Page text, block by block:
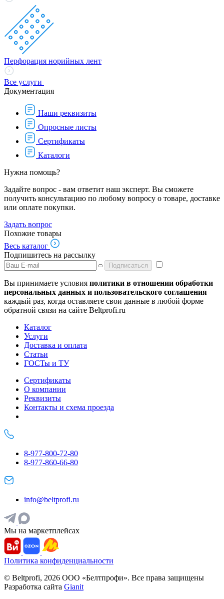
Перфорация норийных лент
Все услуги
Документация
Наши реквизиты
Опросные листы
Сертификаты
Каталоги
Нужна помощь?
Задайте вопрос - вам ответит наш эксперт. Вы сможете
получить консультацию по любому вопросу о товаре, доставке
или оплате покупки.
Задать вопрос
Похожие товары
Весь каталог
Подпишитесь на рассылку
Подписаться
Вы принимаете условия политики в отношении обработки
персональных данных и пользовательского соглашения
каждый раз, когда оставляете свои данные в любой форме
обратной связи на сайте Beltprofi.ru
Каталог
Услуги
Доставка и оплата
Статьи
ГОСТы и ТУ
Сертификаты
О компании
Реквизиты
Контакты и схема проезда
8-977-800-72-80
8-977-860-66-80
info@beltprofi.ru
Мы на маркетплейсах
Политика конфиденциальности
© Beltprofi, 2026 ООО «Белтпрофи». Все права защищены
Разработка сайта Gianit